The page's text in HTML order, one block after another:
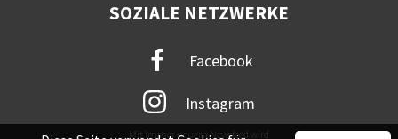
SOZIALE NETZWERKE
Facebook
Instagram
Mit immer neuem Newsfeed wird